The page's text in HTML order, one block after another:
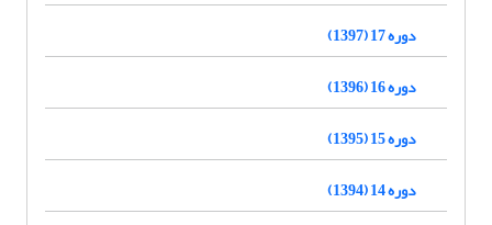
دوره 17 (1397)
دوره 16 (1396)
دوره 15 (1395)
دوره 14 (1394)